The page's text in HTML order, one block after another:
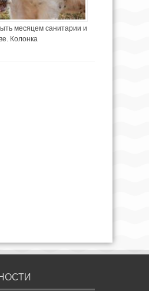
месяцем санитарии и
Колонка